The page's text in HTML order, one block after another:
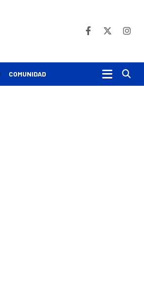
COMUNIDAD